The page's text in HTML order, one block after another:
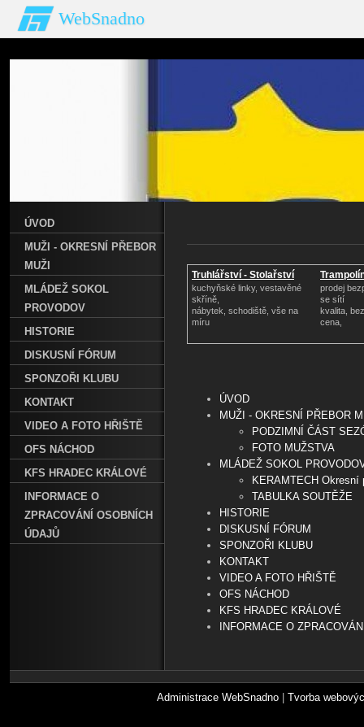
WebSnadno
Truhlářství - Stolařství
kuchyňské linky, vestavěné
skříně,
nábytek, schodiště, vše na
míru
prodej
se sítí
kvalita,
cena,
ÚVOD
MUŽI - OKRESNÍ PŘEBOR
PODZIMNÍ ČÁST
FOTO MUŽSTVA
MLÁDEŽ SOKOL
KERAMTECH
TABULKA SOUTĚŽE
HISTORIE
DISKUSNÍ FÓRUM
SPONZOŘI KLUBU
KONTAKT
VIDEO A FOTO HŘIŠTĚ
OFS NÁCHOD
KFS HRADEC KRÁLOVÉ
INFORMACE O
ÚVOD
MUŽI - OKRESNÍ PŘEBOR
MUŽI
MLÁDEŽ SOKOL
PROVODOV
HISTORIE
DISKUSNÍ FÓRUM
SPONZOŘI KLUBU
KONTAKT
VIDEO A FOTO HŘIŠTĚ
OFS NÁCHOD
KFS HRADEC KRÁLOVÉ
INFORMACE O
ZPRACOVÁNÍ OSOBNÍCH
ÚDAJŮ
Administrace WebSnadno Tvorba